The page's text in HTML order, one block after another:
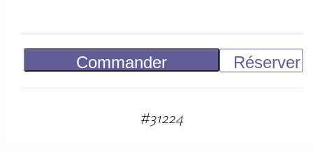
Commander
Réserver
#31224